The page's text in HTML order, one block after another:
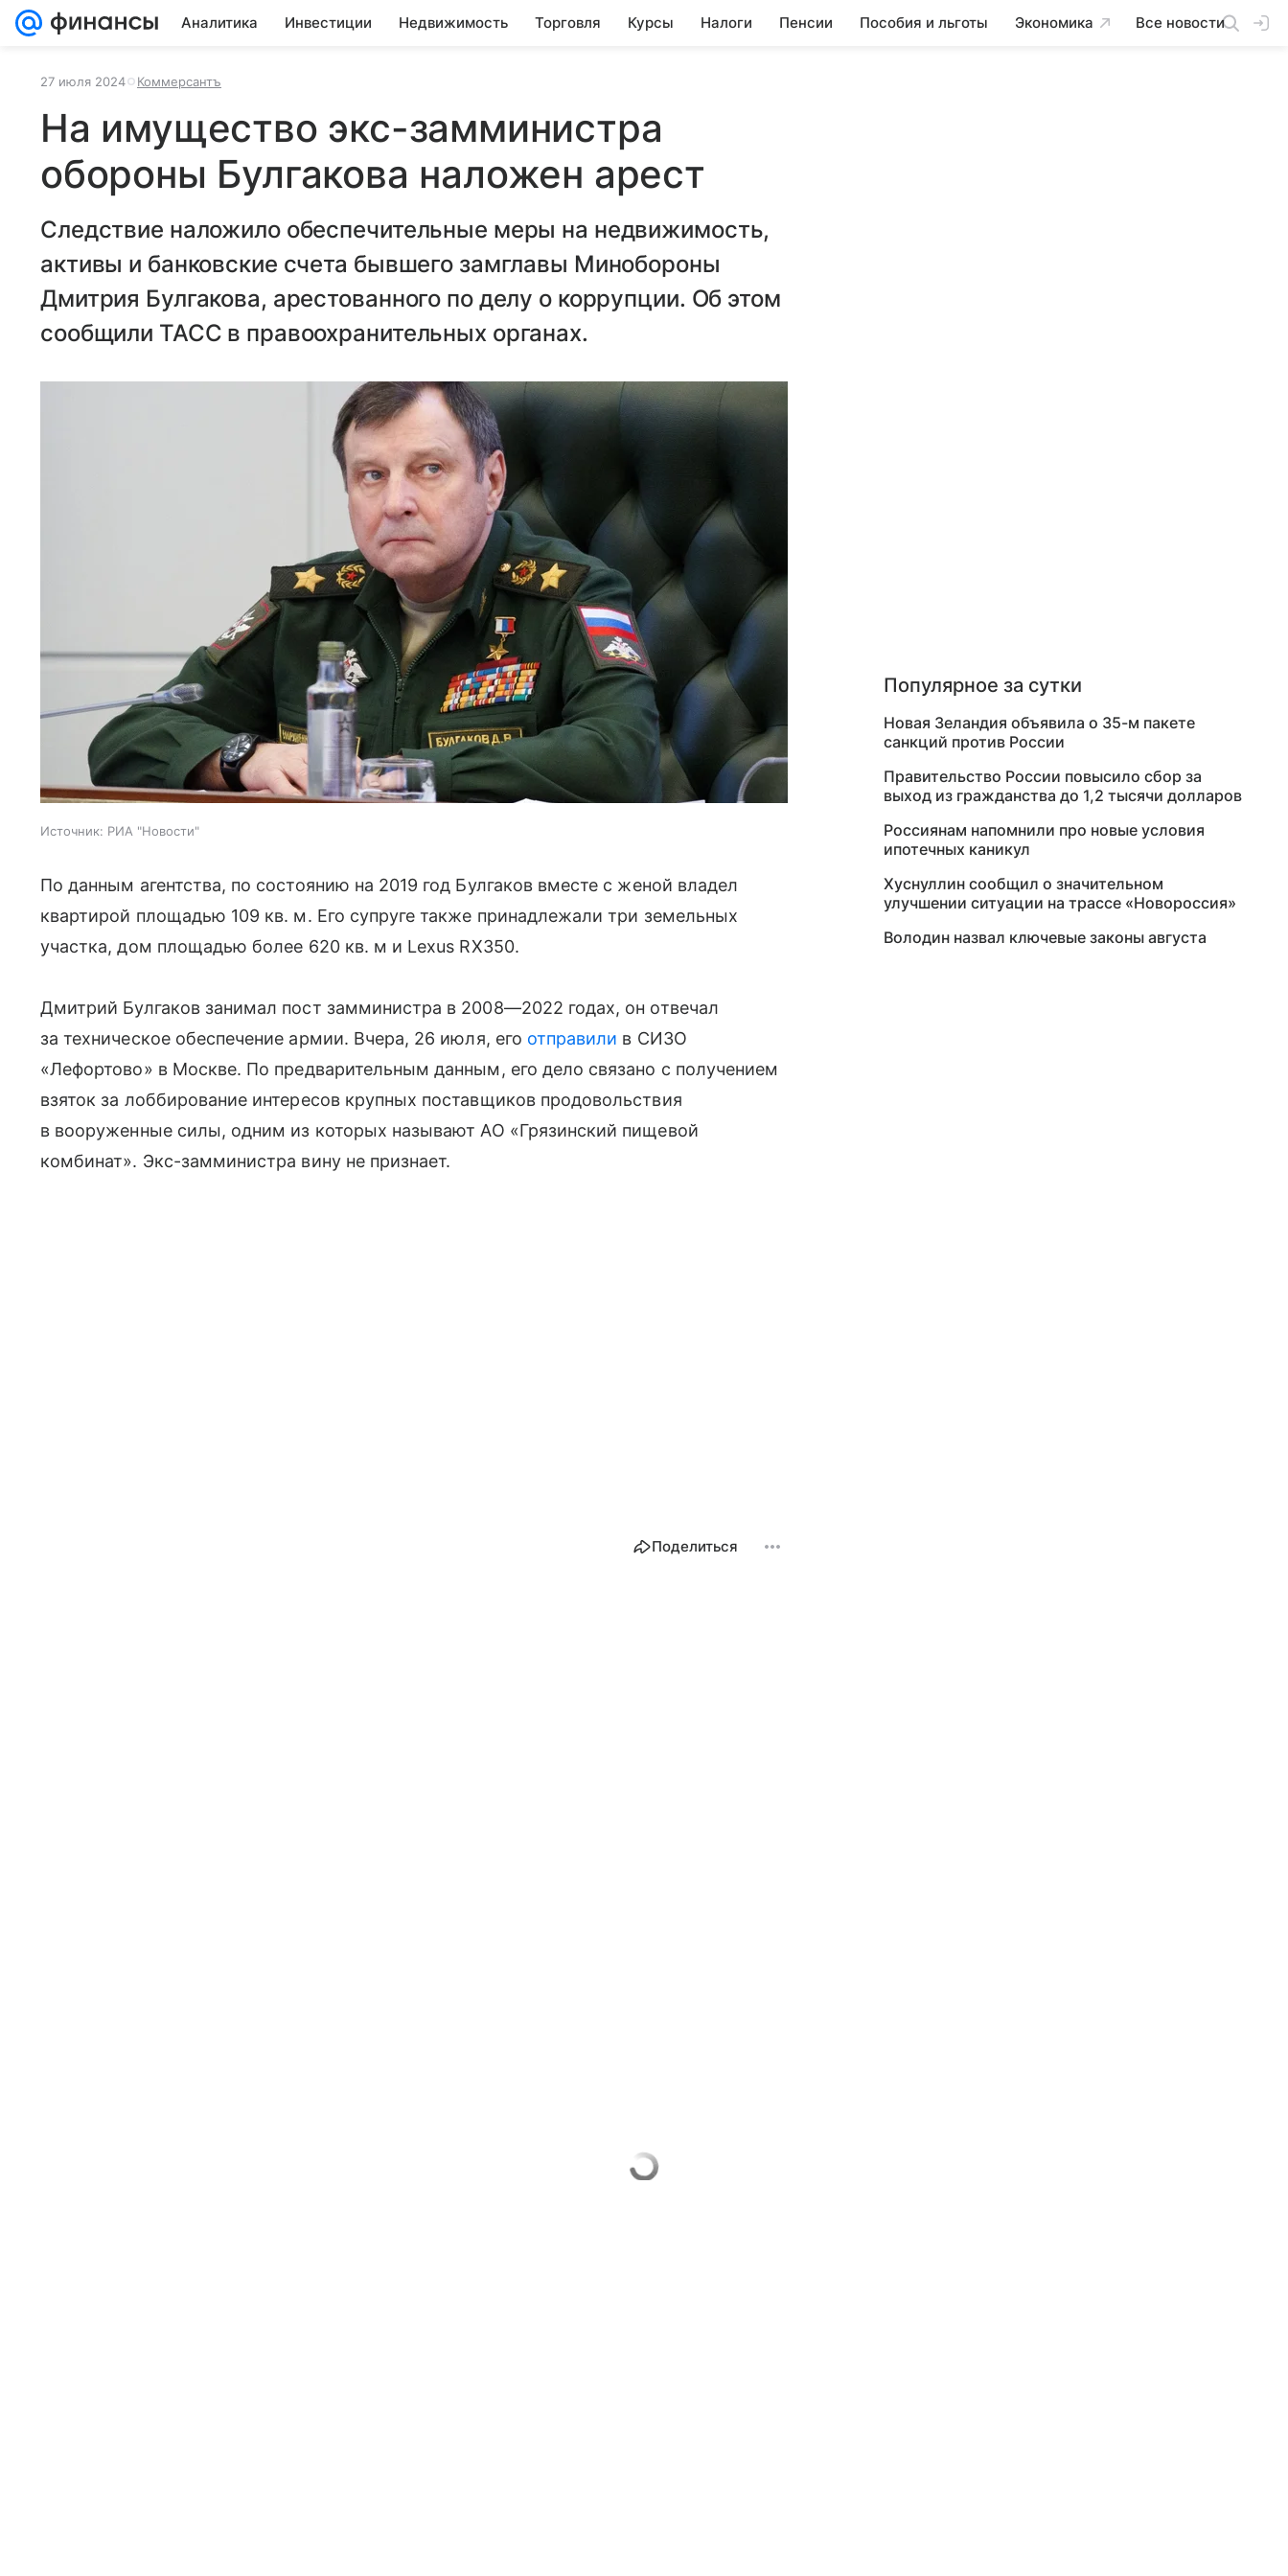
Аналитика Инвестиции Недвижимость Торговля Курсы Налоги Пенсии Пособия и льготы Экономика Все новости
27 июля 2024 Коммерсантъ
На имущество экс-замминистра
обороны Булгакова наложен арест
Следствие наложило обеспечительные меры на недвижимость,
активы и банковские счета бывшего замглавы Минобороны
Дмитрия Булгакова, арестованного по делу о коррупции. Об этом
сообщили ТАСС в правоохранительных органах.
Источник: РИА "Новости"
По данным агентства, по состоянию на 2019 год Булгаков вместе с женой владел
квартирой площадью 109 кв. м. Его супруге также принадлежали три земельных
участка, дом площадью более 620 кв. м и Lexus RX350.
Дмитрий Булгаков занимал пост замминистра в 2008—2022 годах, он отвечал
за техническое обеспечение армии. Вчера, 26 июля, его отправили в СИЗО
«Лефортово» в Москве. По предварительным данным, его дело связано с получением
взяток за лоббирование интересов крупных поставщиков продовольствия
в вооруженные силы, одним из которых называют АО «Грязинский пищевой
комбинат». Экс-замминистра вину не признает.
Поделиться
Популярное за сутки
Новая Зеландия объявила о 35-м пакете
санкций против России
Правительство России повысило сбор за
выход из гражданства до 1,2 тысячи долларов
Россиянам напомнили про новые условия
ипотечных каникул
Хуснуллин сообщил о значительном
улучшении ситуации на трассе «Новороссия»
Володин назвал ключевые законы августа